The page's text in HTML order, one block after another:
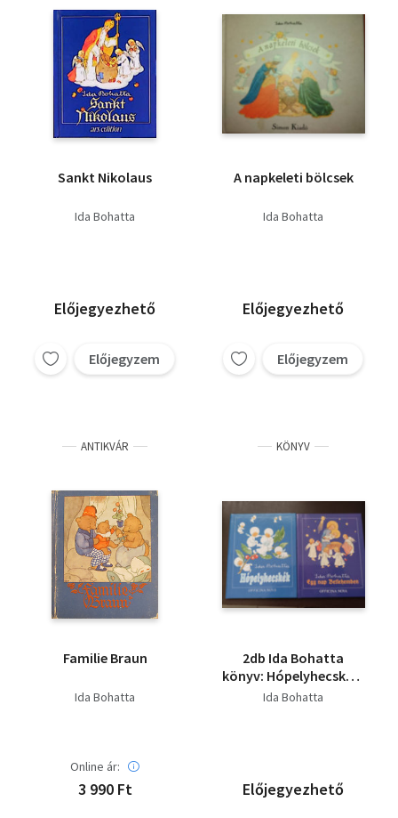
Sankt Nikolaus
Ida Bohatta
Előjegyezhető
Előjegyzem
A napkeleti bölcsek
Ida Bohatta
Előjegyezhető
Előjegyzem
ANTIKVÁR
Familie Braun
Ida Bohatta
Online ár:
3 990 Ft
KÖNYV
2db Ida Bohatta
könyv: Hópelyhecskék,
Egy nap Betlehemben
Ida Bohatta
Előjegyezhető